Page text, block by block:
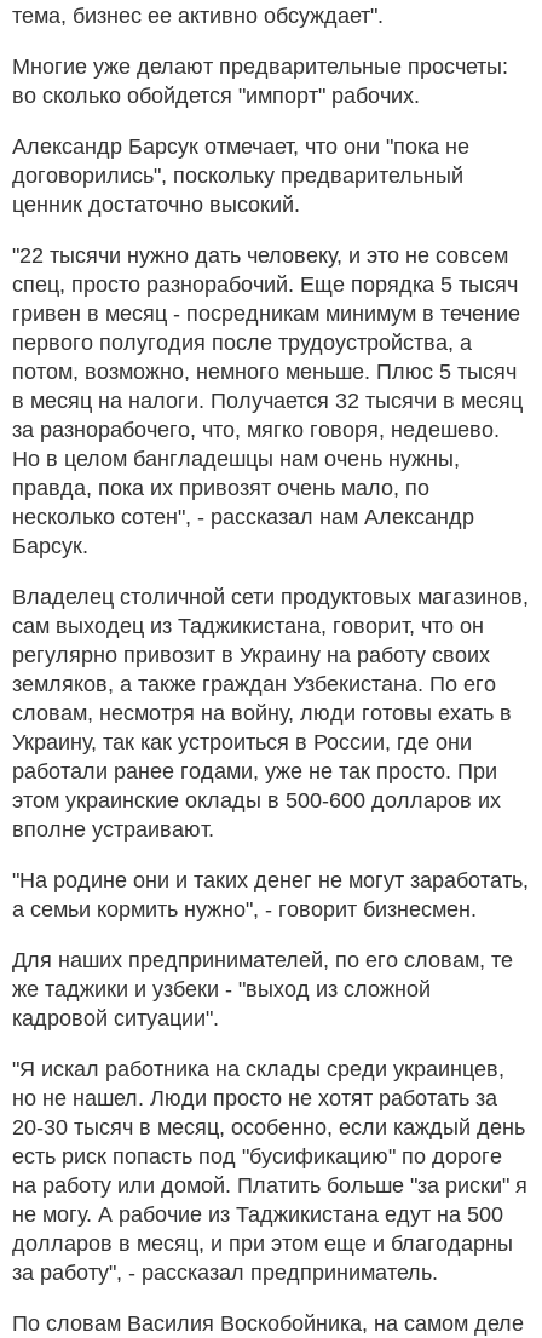
тема, бизнес ее активно обсуждает".
Многие уже делают предварительные просчеты:
во сколько обойдется "импорт" рабочих.
Александр Барсук отмечает, что они "пока не
договорились", поскольку предварительный
ценник достаточно высокий.
"22 тысячи нужно дать человеку, и это не совсем
спец, просто разнорабочий. Еще порядка 5 тысяч
гривен в месяц - посредникам минимум в течение
первого полугодия после трудоустройства, а
потом, возможно, немного меньше. Плюс 5 тысяч
в месяц на налоги. Получается 32 тысячи в месяц
за разнорабочего, что, мягко говоря, недешево.
Но в целом бангладешцы нам очень нужны,
правда, пока их привозят очень мало, по
несколько сотен", - рассказал нам Александр
Барсук.
Владелец столичной сети продуктовых магазинов,
сам выходец из Таджикистана, говорит, что он
регулярно привозит в Украину на работу своих
земляков, а также граждан Узбекистана. По его
словам, несмотря на войну, люди готовы ехать в
Украину, так как устроиться в России, где они
работали ранее годами, уже не так просто. При
этом украинские оклады в 500-600 долларов их
вполне устраивают.
"На родине они и таких денег не могут заработать,
а семьи кормить нужно", - говорит бизнесмен.
Для наших предпринимателей, по его словам, те
же таджики и узбеки - "выход из сложной
кадровой ситуации".
"Я искал работника на склады среди украинцев,
но не нашел. Люди просто не хотят работать за
20-30 тысяч в месяц, особенно, если каждый день
есть риск попасть под "бусификацию" по дороге
на работу или домой. Платить больше "за риски" я
не могу. А рабочие из Таджикистана едут на 500
долларов в месяц, и при этом еще и благодарны
за работу", - рассказал предприниматель.
По словам Василия Воскобойника, на самом деле